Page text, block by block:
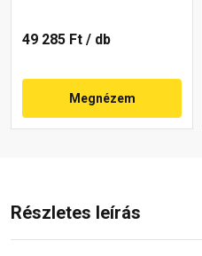
49 285 Ft / db
Megnézem
Részletes leírás